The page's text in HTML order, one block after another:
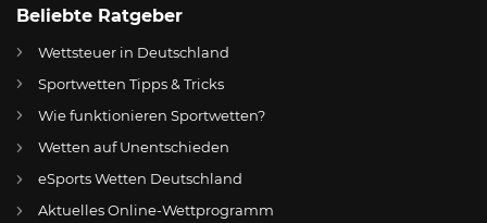
Beliebte Ratgeber
Wettsteuer in Deutschland
Sportwetten Tipps & Tricks
Wie funktionieren Sportwetten?
Wetten auf Unentschieden
eSports Wetten Deutschland
Aktuelles Online-Wettprogramm
DE